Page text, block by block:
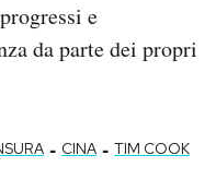
e
da parte dei propri
- CINA - TIM COOK